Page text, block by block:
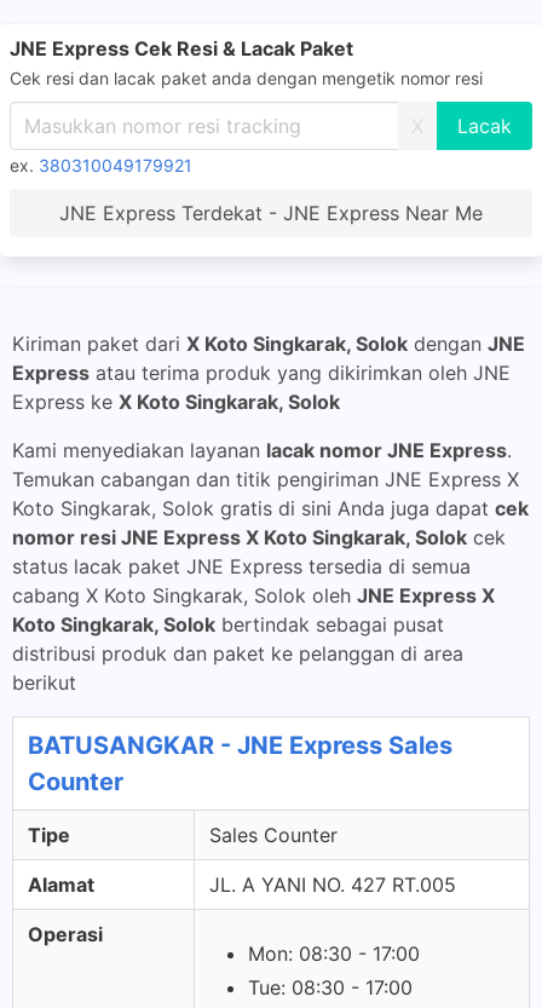
JNE Express Cek Resi & Lacak Paket
Cek resi dan lacak paket anda dengan mengetik nomor resi
X
ex. 380310049179921
JNE Express Terdekat - JNE Express Near Me
Kiriman paket dari X Koto Singkarak, Solok dengan JNE
Express atau terima produk yang dikirimkan oleh JNE
Express ke X Koto Singkarak, Solok
Kami menyediakan layanan lacak nomor JNE Express.
Temukan cabangan dan titik pengiriman JNE Express X
Koto Singkarak, Solok gratis di sini Anda juga dapat cek
nomor resi JNE Express X Koto Singkarak, Solok cek
status lacak paket JNE Express tersedia di semua
cabang X Koto Singkarak, Solok oleh JNE Express X
Koto Singkarak, Solok bertindak sebagai pusat
distribusi produk dan paket ke pelanggan di area
berikut
BATUSANGKAR - JNE Express Sales
Counter
Tipe Sales Counter
Alamat JL. A YANI NO. 427 RT.005
Operasi
Mon: 08:30 - 17:00
Tue: 08:30 - 17:00